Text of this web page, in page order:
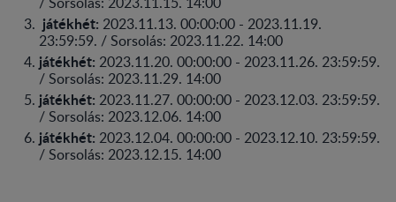
játékhét: 2023.11.13. 00:00:00 - 2023.11.19.
23:59:59. / Sorsolás: 2023.11.22. 14:00
játékhét: 2023.11.20. 00:00:00 - 2023.11.26. 23:59:59.
/ Sorsolás: 2023.11.29. 14:00
játékhét: 2023.11.27. 00:00:00 - 2023.12.03. 23:59:59.
/ Sorsolás: 2023.12.06. 14:00
játékhét: 2023.12.04. 00:00:00 - 2023.12.10. 23:59:59.
/ Sorsolás: 2023.12.15. 14:00